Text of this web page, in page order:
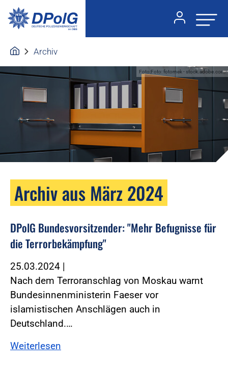
Archiv
Foto:Foto: fotomek - stock.adobe.com
Archiv aus März 2024
DPolG Bundesvorsitzender: "Mehr Befugnisse für
die Terrorbekämpfung"
25.03.2024 |
Nach dem Terroranschlag von Moskau warnt
Bundesinnenministerin Faeser vor
islamistischen Anschlägen auch in
Deutschland.…
Weiterlesen